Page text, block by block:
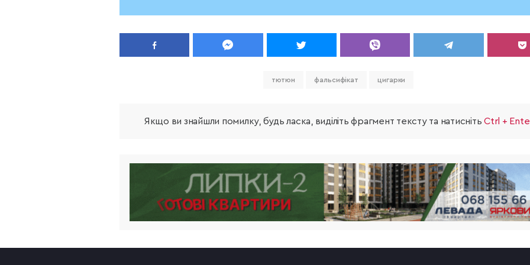
тютюн фальсифікат цигарки
Якщо ви знайшли помилку, будь ласка, виділіть фрагмент тексту та натиснітьCtrl +